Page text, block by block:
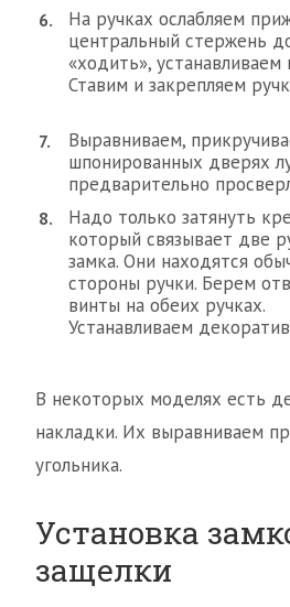
На ручках ослабляем
центральный стержень
«ходить», устанавливаем
Ставим и закрепляем
Выравниваем,
шпонированных дверях
предварительно
Надо только затянуть
который связывает две
замка. Они находятся
стороны ручки. Берем
винты на обеих ручках.
Устанавливаем
В некоторых моделях есть
накладки. Их выравниваем
угольника.
Установка
защелки